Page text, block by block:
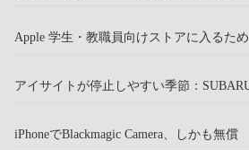
Apple 学生・教職員向けストアに入るた
アイサイトが停止しやすい季節：
iPhoneでBlackmagic Camera、しかも無償